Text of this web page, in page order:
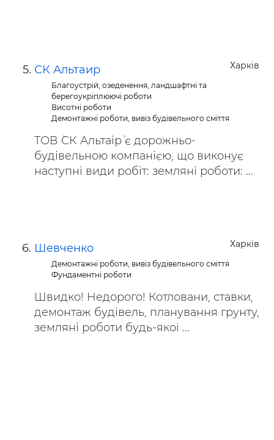
Харків
СК Альтаир
Благоустрій, озеденення, ландшафтні та
берегоукріплюючі роботи
Висотні роботи
Демонтажні роботи, вивіз будівельного сміття
ТОВ `СК Альтаір` є дорожньо-
будівельною компанією, що виконує
наступні види робіт: земляні роботи: ...
Харків
Шевченко
Демонтажні роботи, вивіз будівельного сміття
Фундаментні роботи
Швидко! Недорого! Котловани, ставки,
демонтаж будівель, планування грунту,
земляні роботи будь-якої ...